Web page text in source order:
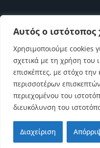
Αυτός ο ιστότοπος
Χρησιμοποιούμε cookies
σχετικά με τη χρήση του
επισκέπτες, με στόχο
περισσοτέρων
περιεχομένου του
διευκόλυνση του
Διαχείριση